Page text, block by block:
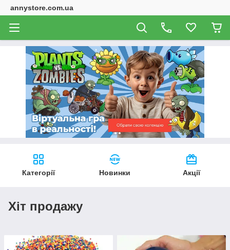
annystore.com.ua
Категорії Новинки Акції
Хіт продажу